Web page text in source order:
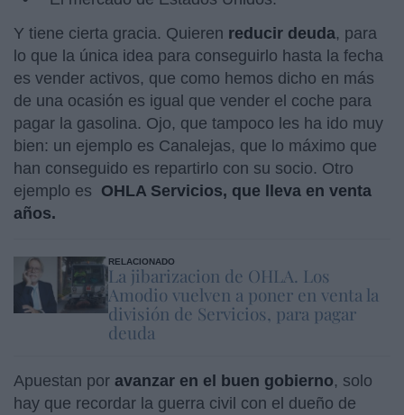
Y tiene cierta gracia. Quieren reducir deuda, para
lo que la única idea para conseguirlo hasta la fecha
es vender activos, que como hemos dicho en más
de una ocasión es igual que vender el coche para
pagar la gasolina. Ojo, que tampoco les ha ido muy
bien: un ejemplo es Canalejas, que lo máximo que
han conseguido es repartirlo con su socio. Otro
ejemplo es OHLA Servicios, que lleva en venta
años.
RELACIONADO
La jibarizacion de OHLA. Los
Amodio vuelven a poner en venta la
división de Servicios, para pagar
deuda
Apuestan por avanzar en el buen gobierno, solo
hay que recordar la guerra civil con el dueño de